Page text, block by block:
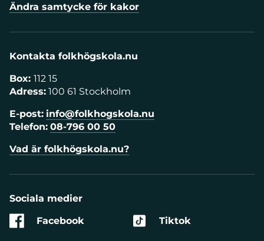
Ändra samtycke för kakor
Kontakta folkhögskola.nu
Box: 112 15
Adress: 100 61 Stockholm
E-post: info@folkhogskola.nu
Telefon: 08-796 00 50
Vad är folkhögskola.nu?
Sociala medier
Facebook
Tiktok